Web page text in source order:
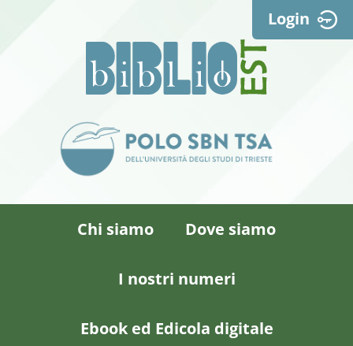
Login
Chi siamo Dove siamo
I nostri numeri
Ebook ed Edicola digitale